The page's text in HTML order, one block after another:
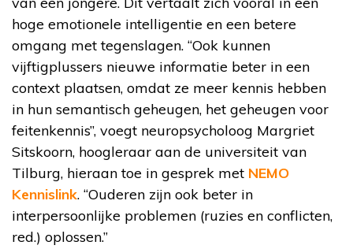
hoge emotionele intelligentie en een betere
omgang met tegenslagen. “Ook kunnen
vijftigplussers nieuwe informatie beter in een
context plaatsen, omdat ze meer kennis hebben
in hun semantisch geheugen, het geheugen voor
feitenkennis”, voegt neuropsycholoog Margriet
Sitskoorn, hoogleraar aan de universiteit van
Tilburg, hieraan toe in gesprek met NEMO
Kennislink. “Ouderen zijn ook beter in
interpersoonlijke problemen (ruzies en conflicten,
red.) oplossen.”